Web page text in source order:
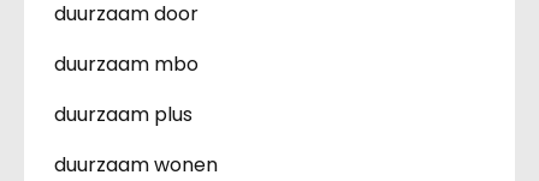
duurzaam door
duurzaam mbo
duurzaam plus
duurzaam wonen